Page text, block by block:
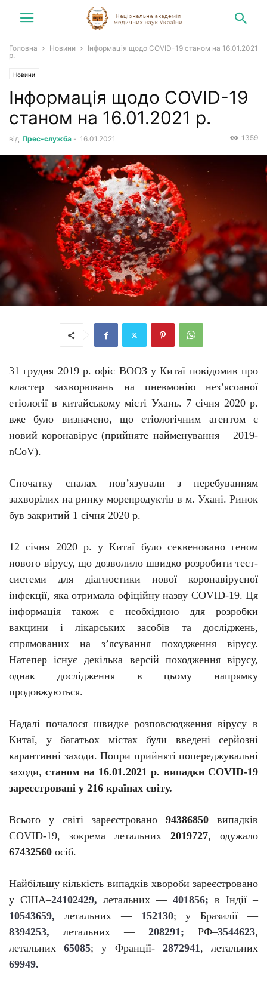
Головна Новини
Інформація щодо COVID-19 станом на 16.01.2021
р.
Новини
Інформація щодо COVID-19
станом на 16.01.2021 р.
від Прес-служба - 16.01.2021 1359
31 грудня 2019 р. офіс ВООЗ у Китаї повідомив про
кластер захворювань на пневмонію нез’ясоаної
етіології в китайському місті Ухань. 7 січня 2020 р.
вже було визначено, що етіологічним агентом є
новий коронавірус (прийняте найменування – 2019-
nCoV).
Спочатку спалах пов’язували з перебуванням
захворілих на ринку морепродуктів в м. Ухані. Ринок
був закритий 1 січня 2020 р.
12 січня 2020 р. уКитаї було секвеновано геном
нового вірусу, що дозволило швидко розробити тест-
системидля діагностики нової коронавірусної
інфекції, яка отримала офіційну назву COVID-19. Ця
інформація також є необхідною для розробки
вакцини і лікарських засобів та досліджень,
спрямованих на з’ясування походження вірусу.
Натепер існує декілька версій походження вірусу,
однак дослідження в цьому напрямку
продовжуються.
Надалі почалося швидке розповсюдження вірусу в
Китаї, у багатьох містах були введені серйозні
карантинні заходи. Попри прийняті попереджувальні
заходи,станом на 16.01.2021 р. випадки COVID-19
зареєстровані у 216 країнах світу.
Всього у світі зареєстровано 94386850
випадків
COVID-19, зокрема летальних 2019727, одужало
67432560 осіб.
Найбільшу кількість випадків хвороби зареєстровано
у США–24102429, летальних — 401856; в Індії –
10543659,
летальних — 152130; у Бразилії —
8394253, летальних —208291; РФ–3544623,
летальних65085; у Франції- 2872941, летальних
69949.